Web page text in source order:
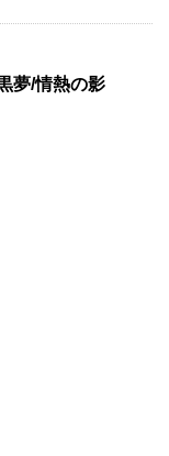
夢/情熱の影